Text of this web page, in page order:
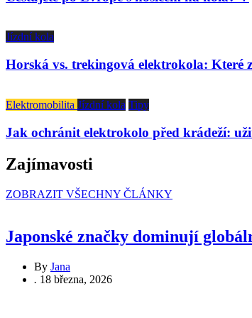
Jízdní kola
Horská vs. trekingová elektrokola: Které
Elektromobilita Jízdní kola Tipy
Jak ochránit elektrokolo před krádeží:
Zajímavosti
ZOBRAZIT VŠECHNY ČLÁNKY
Japonské značky dominují
By Jana
. 18 března, 2026